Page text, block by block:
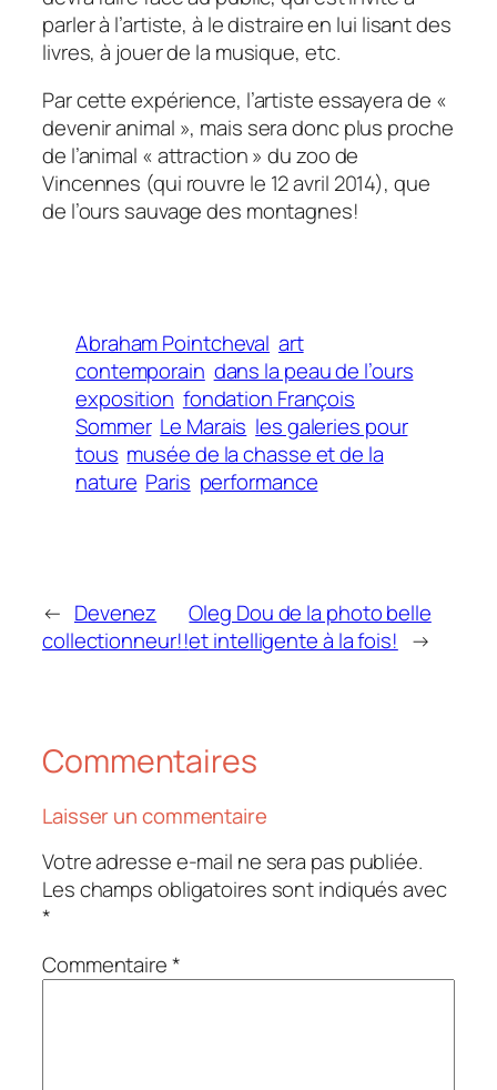
parler à l’artiste, à le distraire en lui lisant des
livres, à jouer de la musique, etc.
Par cette expérience, l’artiste essayera de «
devenir animal », mais sera donc plus proche
de l’animal « attraction » du zoo de
Vincennes (qui rouvre le 12 avril 2014), que
de l’ours sauvage des montagnes!
Abraham Pointcheval art
contemporain dans la peau de l’ours
exposition fondation François
Sommer Le Marais les galeries pour
tous musée de la chasse et de la
nature Paris performance
← Devenez
collectionneur!!
Oleg Dou de la photo belle
et intelligente à la fois! →
Commentaires
Laisser un commentaire
Votre adresse e-mail ne sera pas publiée.
Les champs obligatoires sont indiqués avec
*
Commentaire*